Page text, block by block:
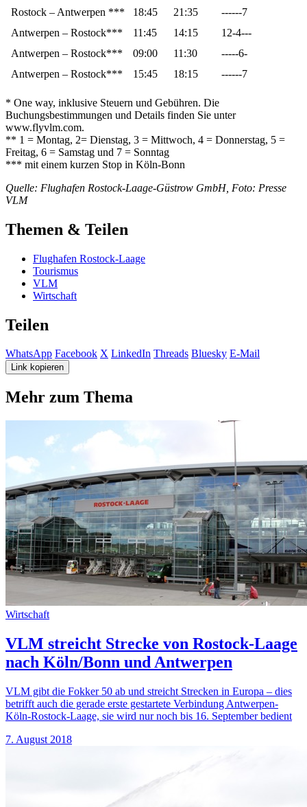
Rostock – Antwerpen *** 18:45 21:35
------7
Antwerpen – Rostock***
11:45 14:15
12-4---
Antwerpen – Rostock***
09:00 11:30
-----6-
Antwerpen – Rostock***
15:45 18:15 ------7
* One way, inklusive Steuern und Gebühren. Die
Buchungsbestimmungen und Details finden Sie unter
www.flyvlm.com.
** 1 = Montag, 2= Dienstag, 3 = Mittwoch, 4 = Donnerstag, 5 =
Freitag, 6 = Samstag und 7 = Sonntag
*** mit einem kurzen Stop in Köln-Bonn
Quelle: Flughafen Rostock-Laage-Güstrow GmbH, Foto: Presse
VLM
Themen & Teilen
Flughafen Rostock-Laage
Tourismus
VLM
Wirtschaft
Teilen
WhatsApp Facebook X LinkedIn Threads Bluesky E-Mail
Link kopieren
Mehr zum Thema
Wirtschaft
VLM streicht Strecke von Rostock-Laage
nach Köln/Bonn und Antwerpen
VLM gibt die Fokker 50 ab und streicht Strecken in Europa – dies
betrifft auch die gerade erste gestartete Verbindung Antwerpen-
Köln-Rostock-Laage, sie wird nur noch bis 16. September bedient
7. August 2018